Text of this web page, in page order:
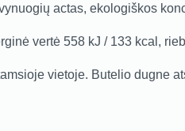
actas, ekologiškos
vertė 558 kJ / 133 kcal,
vietoje. Butelio dugne